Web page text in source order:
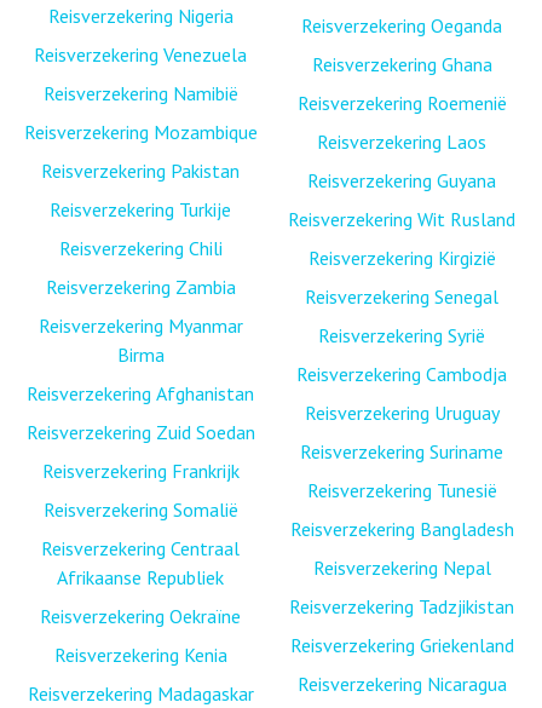
Reisverzekering Nigeria
Reisverzekering Venezuela
Reisverzekering Namibië
Reisverzekering Mozambique
Reisverzekering Pakistan
Reisverzekering Turkije
Reisverzekering Chili
Reisverzekering Zambia
Reisverzekering Myanmar
Birma
Reisverzekering Afghanistan
Reisverzekering Zuid Soedan
Reisverzekering Frankrijk
Reisverzekering Somalië
Reisverzekering Centraal
Afrikaanse Republiek
Reisverzekering Oekraïne
Reisverzekering Kenia
Reisverzekering Madagaskar
Reisverzekering Oeganda
Reisverzekering Ghana
Reisverzekering Roemenië
Reisverzekering Laos
Reisverzekering Guyana
Reisverzekering Wit Rusland
Reisverzekering Kirgizië
Reisverzekering Senegal
Reisverzekering Syrië
Reisverzekering Cambodja
Reisverzekering Uruguay
Reisverzekering Suriname
Reisverzekering Tunesië
Reisverzekering Bangladesh
Reisverzekering Nepal
Reisverzekering Tadzjikistan
Reisverzekering Griekenland
Reisverzekering Nicaragua